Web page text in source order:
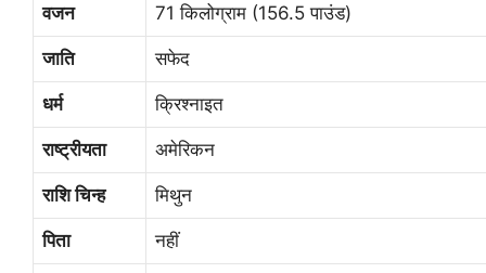
वजन 71 किलोग्राम (156.5 पाउंड)
जाति सफेद
धर्म क्रिश्‍नाइत
राष्ट्रीयता अमेरिकन
राशि चिन्ह मिथुन
पिता नहीं